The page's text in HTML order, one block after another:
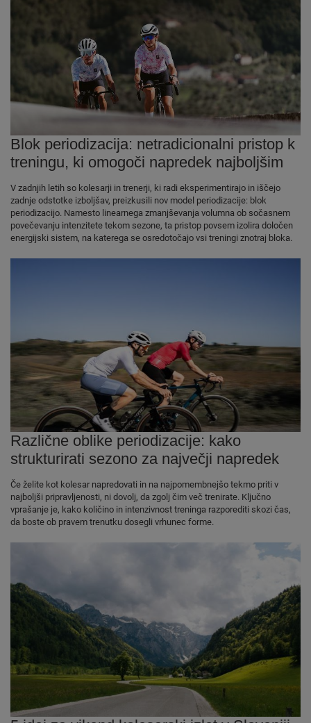
Blok periodizacija: netradicionalni pristop k
treningu, ki omogoči napredek najboljšim
V zadnjih letih so kolesarji in trenerji, ki radi eksperimentirajo in iščejo
zadnje odstotke izboljšav, preizkusili nov model periodizacije: blok
periodizacijo. Namesto linearnega zmanjševanja volumna ob sočasnem
povečevanju intenzitete tekom sezone, ta pristop povsem izolira določen
energijski sistem, na katerega se osredotočajo vsi treningi znotraj bloka.
Različne oblike periodizacije: kako
strukturirati sezono za največji napredek
Če želite kot kolesar napredovati in na najpomembnejšo tekmo priti v
najboljši pripravljenosti, ni dovolj, da zgolj čim več trenirate. Ključno
vprašanje je, kako količino in intenzivnost treninga razporediti skozi čas,
da boste ob pravem trenutku dosegli vrhunec forme.